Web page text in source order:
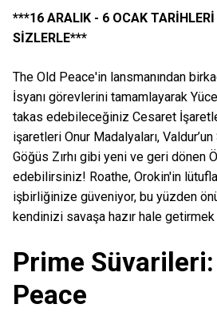
***16 ARALIK - 6 OCAK
SİZLERLE***
The Old Peace'in lansmanından
İsyanı görevlerini tamamlayarak
takas edebileceğiniz Cesaret
işaretleri Onur Madalyaları,
Göğüs Zırhı gibi yeni ve geri dönen
edebilirsiniz! Roathe, Orokin'in
işbirliğinize güveniyor, bu yüzden
kendinizi savaşa hazır hale getirmek
Prime Süvarileri:
Peace